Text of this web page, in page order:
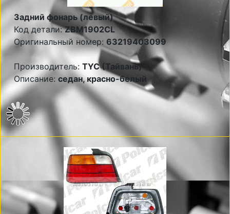
Задний фонарь (левый)
Код детали:ZBM1902CL
Оригинальный номер: 63219403099
Производитель: TYC (Тайвань)
Описание: седан, красно-белый